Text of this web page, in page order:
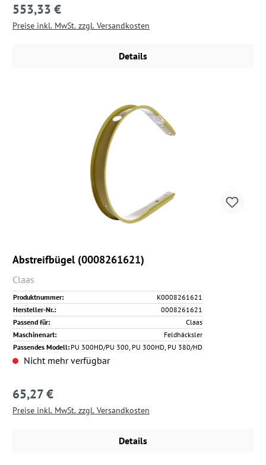
Regulärer Preis:
553,33 €
Preise inkl. MwSt. zzgl. Versandkosten
Details
Abstreifbügel (0008261621)
Claas
Produktnummer:
K0008261621
Hersteller-Nr.:
0008261621
Passend für:
Claas
Maschinenart:
Feldhäcksler
Passendes Modell: PU 300HD/PU 300, PU 300HD, PU 380/HD
Nicht mehr verfügbar
Regulärer Preis:
65,27 €
Preise inkl. MwSt. zzgl. Versandkosten
Details